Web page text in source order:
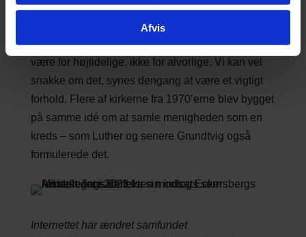
Afvis
kunne fint finde sig til rette i de kirker, der var
bygget op gennem middelalderen. Da der blev
bygget nye kirker i 1970erne, måtte kirkerne ikke
være for højtidelige, ikke for alvorlige. Vi kan vel
snakke om det, synes dengang at være et vigtigt
forhold. Flere af kirkerne fra 1970’erne blev bygget
på samme idé om at samle menigheden som en
kreds – som Luther og senere Grundtvig også
formulerede det.
Internettet har ændret samfundet